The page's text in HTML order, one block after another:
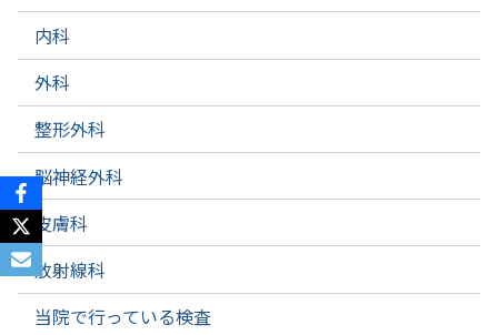
内科
外科
整形外科
脳神経外科
皮膚科
放射線科
当院で行っている検査